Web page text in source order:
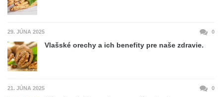
29. JÚNA 2025 0
Vlašské orechy a ich benefity pre naše zdravie.
21. JÚNA 2025 0